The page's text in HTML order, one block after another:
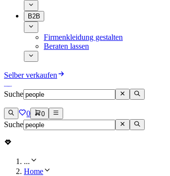
B2B
Firmenkleidung gestalten
Beraten lassen
Selber verkaufen
Suche
0 0
Suche
...
Home